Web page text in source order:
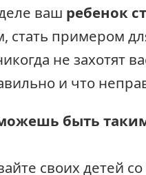
ваш ребенок
примером
не захотят
и что
быть
своих детей